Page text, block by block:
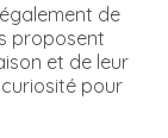
de
proposent
et de leur
pour